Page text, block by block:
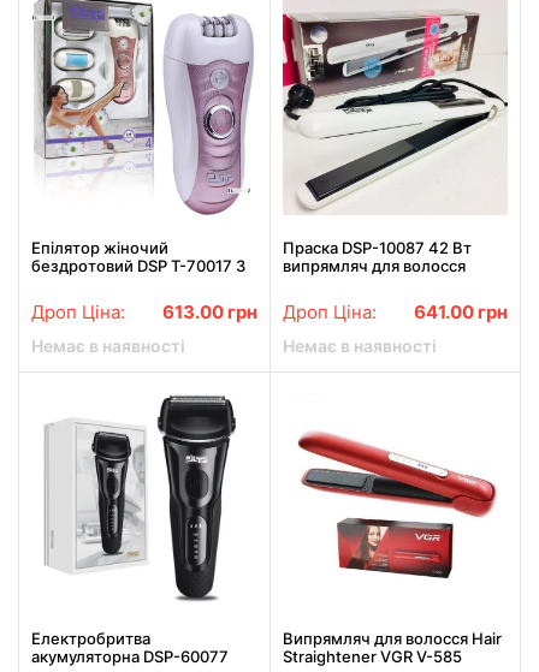
Епілятор жіночий
бездротовий DSP T-70017 3
частинами тіла
Дроп Ціна: 613.00 грн
Немає в наявності
Праска DSP-10087 42 Вт
випрямляч для волосся
Дроп Ціна: 641.00 грн
Немає в наявності
Електробритва
акумуляторна DSP-60077
Випрямляч для волосся Hair
Straightener VGR V-585